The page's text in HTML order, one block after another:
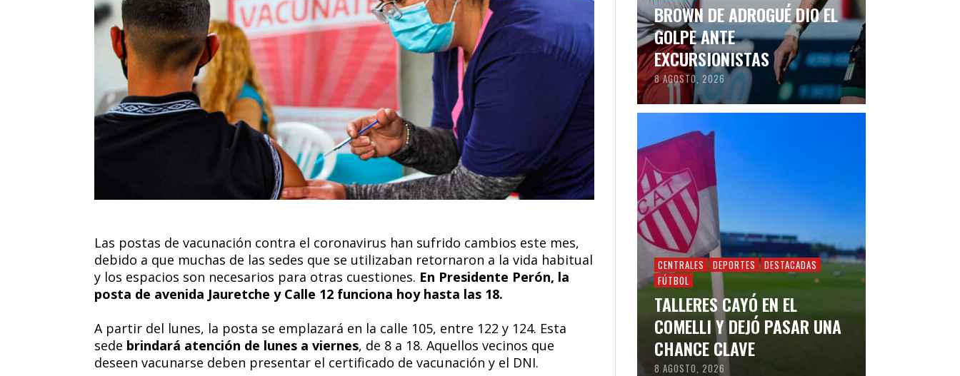
Las postas de vacunación contra el coronavirus han sufrido cambios este mes,
debido a que muchas de las sedes que se utilizaban retornaron a la vida habitual
y los espacios son necesarios para otras cuestiones. En Presidente Perón, la
posta de avenida Jauretche y Calle 12 funciona hoy hasta las 18.
A partir del lunes, la posta se emplazará en la calle 105, entre 122 y 124. Esta
sede brindará atención de lunes a viernes, de 8 a 18. Aquellos vecinos que
deseen vacunarse deben presentar el certificado de vacunación y el DNI.
BROWN DE ADROGUÉ DIO EL
GOLPE ANTE
EXCURSIONISTAS
8 AGOSTO, 2026
CENTRALES DEPORTES
DESTACADAS
FÚTBOL
TALLERES CAYÓ EN EL
COMELLI Y DEJÓ PASAR UNA
CHANCE CLAVE
8 AGOSTO, 2026